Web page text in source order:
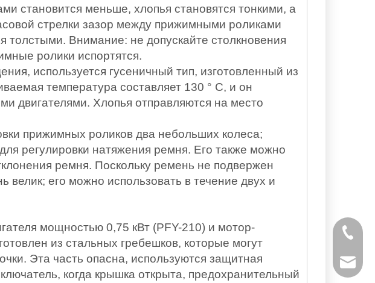
становится меньше, хлопья становятся тонкими, а
стрелки зазор между прижимными роликами
толстыми. Внимание: не допускайте столкновения
ролики испортятся.
используется гусеничный тип, изготовленный из
температура составляет 130 ° C, и он
двигателями. Хлопья отправляются на место
прижимных роликов два небольших колеса;
регулировки натяжения ремня. Его также можно
ремня. Поскольку ремень не подвержен
велик; его можно использовать в течение двух и
мощностью 0,75 кВт (PFY-210) и мотор-
из стальных гребешков, которые могут
Эта часть опасна, используются защитная
когда крышка открыта, предохранительный
+ 86-